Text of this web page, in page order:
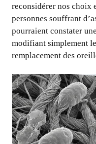
reconsidérer nos choix
personnes souffrant
pourraient constater
modifiant simplement
remplacement des